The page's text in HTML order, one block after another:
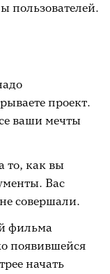
пользователей.
проект.
ваши мечты
то, как вы
Вас
совершали.
фильма
появившейся
начать